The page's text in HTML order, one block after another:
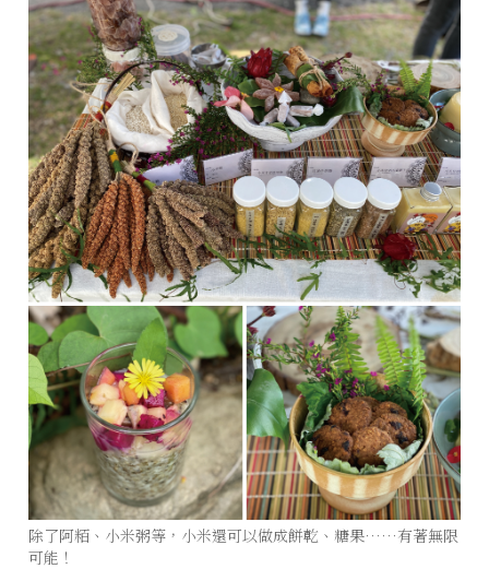
除了阿粨、小米粥等，小米還可以做成餅乾、糖果……有著無限
可能！